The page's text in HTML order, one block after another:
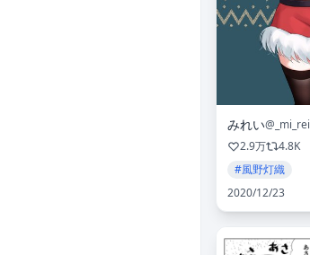
みれい@_mi_rei
2.9万
4.8K
#風野灯織
2020/12/23